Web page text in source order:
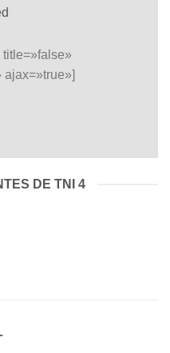
title=»false»
DE TNI 4